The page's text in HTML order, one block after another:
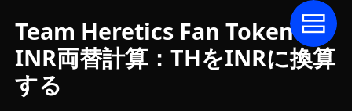
Team Heretics Fan Token
INR両替計算：THをINRに換算
する